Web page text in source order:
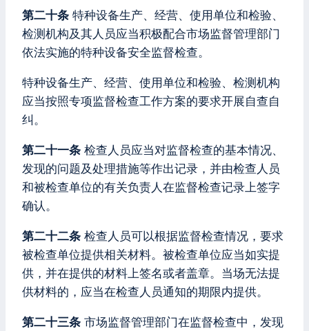
第二十条 特种设备生产、经营、使用单位和检验、
检测机构及其人员应当积极配合市场监督管理部门
依法实施的特种设备安全监督检查。
特种设备生产、经营、使用单位和检验、检测机构
应当按照专项监督检查工作方案的要求开展自查自
纠。
第二十一条 检查人员应当对监督检查的基本情况、
发现的问题及处理措施等作出记录，并由检查人员
和被检查单位的有关负责人在监督检查记录上签字
确认。
第二十二条 检查人员可以根据监督检查情况，要求
被检查单位提供相关材料。被检查单位应当如实提
供，并在提供的材料上签名或者盖章。当场无法提
供材料的，应当在检查人员通知的期限内提供。
第二十三条 市场监督管理部门在监督检查中，发现